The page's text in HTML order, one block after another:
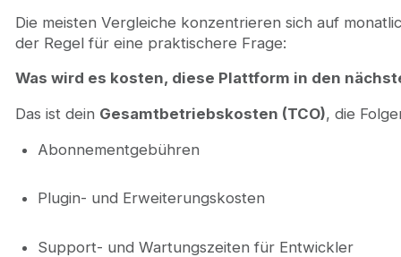
Die meisten Vergleiche konzentrieren sich auf
der Regel für eine praktischere Frage:
Was wird es kosten, diese Plattform in den
Das ist dein Gesamtbetriebskosten (TCO), die
Abonnementgebühren
Plugin- und Erweiterungskosten
Support- und Wartungszeiten für Entwickler